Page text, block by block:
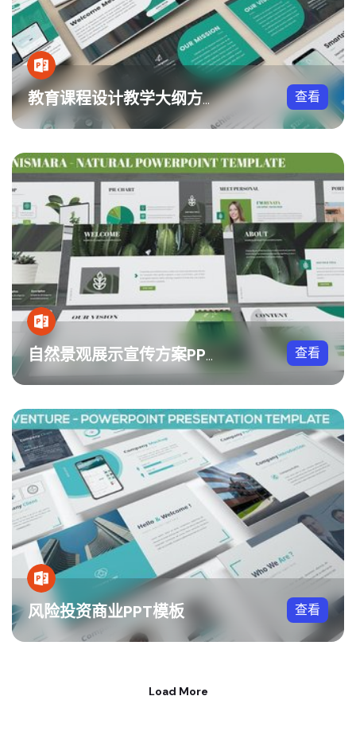
教育课程设计教学大纲方案PPT模板 查看
自然景观展示宣传方案PPT模板 查看
风险投资商业PPT模板 查看
Load More